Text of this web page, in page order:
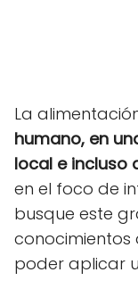
La
humano, en
local e incluso
en el foco de
busque este
conocimientos
poder aplicar